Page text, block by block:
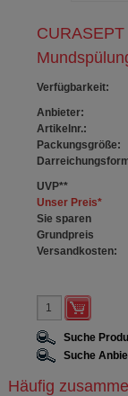
Verfügbarkeit:
Anbieter:
Artikelnr.:
Packungsgröße:
UVP**
Unser Preis*
Sie sparen
Grundpreis
Versandkosten:
Suche
Suche
Häufig